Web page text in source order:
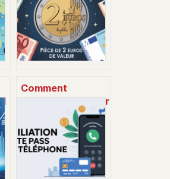
Comment
connaître la valeur
d’une pièce de 2
euros : le guide
clair pour débuter